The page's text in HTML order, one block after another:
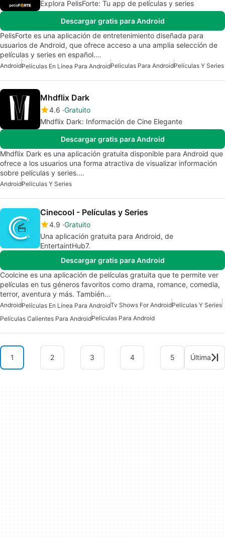
Explora PelisForte: Tu app de películas y series
Descargar gratis para Android
PelisForte es una aplicación de entretenimiento diseñada para
usuarios de Android, que ofrece acceso a una amplia selección de
películas y series en español.…
AndroidPelículas En Línea Para AndroidPeliculas Para AndroidPelículas Y Series
Mhdflix Dark
4.6 Gratuito
Mhdflix Dark: Información de Cine Elegante
Descargar gratis para Android
Mhdflix Dark es una aplicación gratuita disponible para Android que
ofrece a los usuarios una forma atractiva de visualizar información
sobre películas y series.…
AndroidPelículas Y Series
Cinecool - Películas y Series
4.9 Gratuito
Una aplicación gratuita para Android, de
EntertaintHub7.
Descargar gratis para Android
Coolcine es una aplicación de películas gratuita que te permite ver
películas en tus géneros favoritos como drama, romance, comedia,
terror, aventura y más. También…
AndroidPelículas En Línea Para AndroidTv Shows For AndroidPelículas Y Series
Películas Calientes Para AndroidPeliculas Para Android
1 2 3 4 5 Última